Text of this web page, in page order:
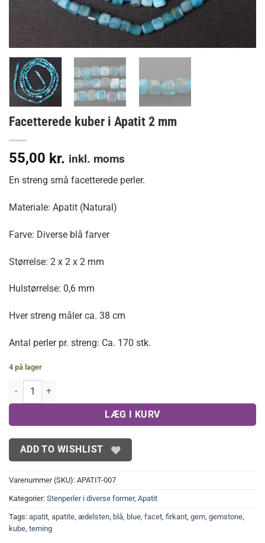
Facetterede kuber i Apatit 2 mm
55,00 kr. inkl. moms
En streng små facetterede perler.
Materiale: Apatit (Natural)
Farve: Diverse blå farver
Størrelse: 2 x 2 x 2 mm
Hulstørrelse: 0,6 mm
Hver streng måler ca. 38 cm
Antal perler pr. streng: Ca. 170 stk.
4 på lager
Facetterede kuber i Apatit 2 mm antal
LÆG I KURV
ADD TO WISHLIST
Varenummer (SKU): APATIT-007
Kategorier: Stenperler i diverse former, Apatit
Tags: apatit apatite ædelsten blå blue facet firkant gem gemstone
kube terning